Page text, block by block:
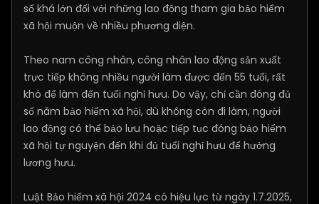
số khá lớn đối với những lao động tham gia bảo hiểm
xã hội muộn về nhiều phương diện.
Theo nam công nhân, công nhân lao động sản xuất
trực tiếp không nhiều người làm được đến 55 tuổi, rất
khó để làm đến tuổi nghỉ hưu. Do vậy, chỉ cần đóng đủ
số năm bảo hiểm xã hội, dù không còn đi làm, người
lao động có thể bảo lưu hoặc tiếp tục đóng bảo hiểm
xã hội tự nguyện đến khi đủ tuổi nghỉ hưu để hưởng
lương hưu.
Luật Bảo hiểm xã hội 2024 có hiệu lực từ ngày 1.7.2025,